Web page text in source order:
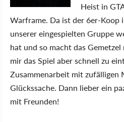
Heist in
Warframe. Da ist der 6er-Koop
unserer eingespielten Gruppe
hat und so macht das
mir das Spiel aber schnell zu
Zusammenarbeit mit zufälligen
Glückssache. Dann lieber ein
mit Freunden!